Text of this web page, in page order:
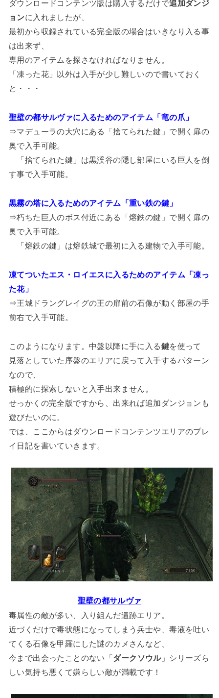
ダウンロードコンテンツ版は購入するだけで追加ダンジ
ョンに入れましたが、
最初から収録されている完全版の場合はいきなり入る事
は出来ず、
専用のアイテムを探さなければなりません。
「凍った花」以外は入手が少し難しいので書いておく
と・・・
聖壁の都サルヴァに入るためのアイテム「竜の爪」
⇒マデューラの大穴にある「捨てられた鍵」で開く扉の
奥で入手可能。
「捨てられた鍵」は黒渓谷の隠し部屋にいる巨人を倒
す事で入手可能。
黒霧の塔に入るためのアイテム「重い鉄の鍵」
⇒朽ちた巨人のボス付近にある「熔鉄の鍵」で開く扉の
奥で入手可能。
「熔鉄の鍵」は熔鉄城で最初に入る建物で入手可能。
凍てついたエス・ロイエスに入るためのアイテム「凍っ
た花」
⇒王城ドラングレイグの王の扉前の石像が動く部屋の手
前右で入手可能。
このようになります。中盤以降に手に入る鍵を使って
見落としていた序盤のエリアに戻って入手するパターン
なので、
積極的に探索しないと入手出来ません。
せっかくの完全版ですから、出来れば追加ダンジョンも
遊びたいのに。
では、ここからはダウンロードコンテンツエリアのプレ
イ日記を書いていきます。
聖壁の都サルヴァ
毒属性の敵が多い、入り組んだ遺跡エリア。
近づくだけで毒状態になってしまう兵士や、毒液を吐い
てくる石像を甲羅にした謎のカメさんなど、
今まで出会ったことのない「 ダークソウル」シリーズら
しい気持ち悪くて嫌らしい敵が満載です！